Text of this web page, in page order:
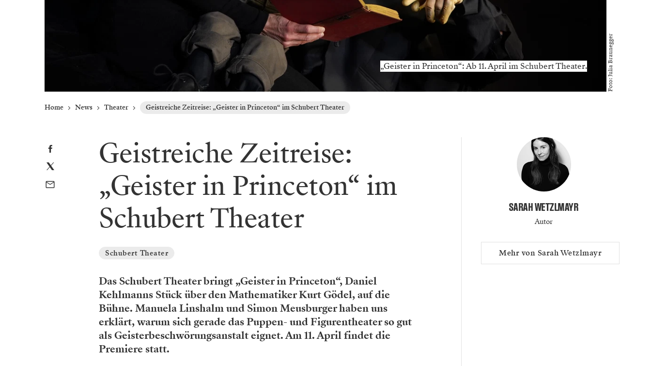
„Geister in Princeton“: Ab 11. April im Schubert Theater. Foto: Julia Braunegger
Home News Theater Geistreiche Zeitreise: „Geister in Princeton“ im Schubert Theater
Geistreiche Zeitreise:
„Geister in Princeton“ im
Schubert Theater
Schubert Theater
Das Schubert Theater bringt „Geister in Princeton“, Daniel
Kehlmanns Stück über den Mathematiker Kurt Gödel, auf die
Bühne. Manuela Linshalm und Simon Meusburger haben uns
erklärt, warum sich gerade das Puppen- und Figurentheater so gut
als Geisterbeschwörungsanstalt eignet. Am 11. April findet die
Premiere statt.
SARAH WETZLMAYR
Autor
Mehr von Sarah Wetzlmayr